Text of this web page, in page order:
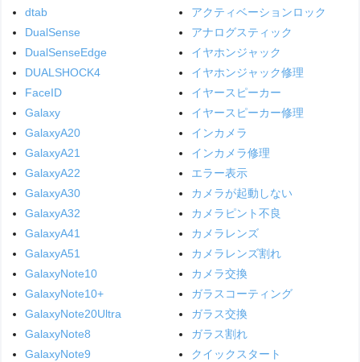
dtab
DualSense
DualSenseEdge
DUALSHOCK4
FaceID
Galaxy
GalaxyA20
GalaxyA21
GalaxyA22
GalaxyA30
GalaxyA32
GalaxyA41
GalaxyA51
GalaxyNote10
GalaxyNote10+
GalaxyNote20Ultra
GalaxyNote8
GalaxyNote9
アクティベーションロック
アナログスティック
イヤホンジャック
イヤホンジャック修理
イヤースピーカー
イヤースピーカー修理
インカメラ
インカメラ修理
エラー表示
カメラが起動しない
カメラピント不良
カメラレンズ
カメラレンズ割れ
カメラ交換
ガラスコーティング
ガラス交換
ガラス割れ
クイックスタート